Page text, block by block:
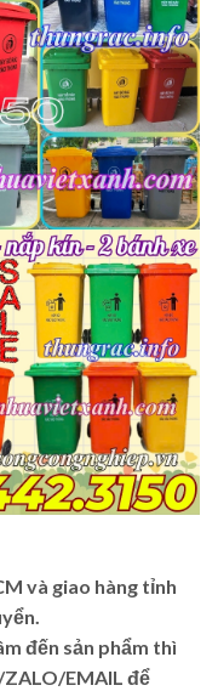
và giao hàng tỉnh
đến sản phẩm thì
ZALO/EMAIL để